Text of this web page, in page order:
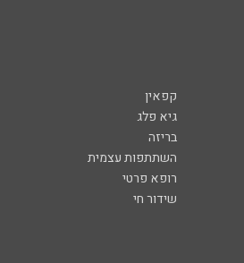
קפאין
גיא פלג
בריזה
השתתפות עצמית
רופא פרטי
שידור חי